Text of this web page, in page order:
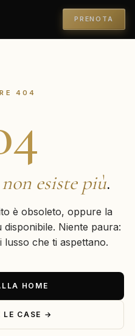
PRENOTA
404
non esiste più.
è obsoleto, oppure la
Niente paura:
lusso che ti aspettano.
HOME
LE CASE →